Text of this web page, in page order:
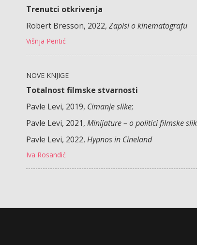
Trenutci otkrivenja
Robert Bresson, 2022, Zapisi o kinematografu
Višnja Pentić
NOVE KNJIGE
Totalnost filmske stvarnosti
Pavle Levi, 2019, Cimanje slike;
Pavle Levi, 2021, Minijature – o politici filmske
Pavle Levi, 2022, Hypnos in Cineland
Iva Rosandić